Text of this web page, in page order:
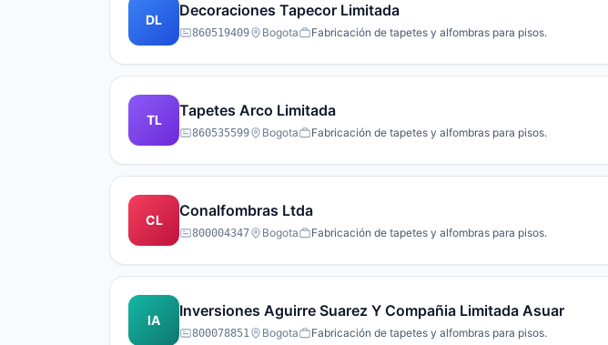
DL
Decoraciones Tapecor Limitada
860519409 Bogota Fabricación de tapetes y alfombras para pisos.
TL
Tapetes Arco Limitada
860535599 Bogota Fabricación de tapetes y alfombras para pisos.
CL
Conalfombras Ltda
800004347 Bogota Fabricación de tapetes y alfombras para pisos.
IA
Inversiones Aguirre Suarez Y Compañia Limitada Asuar
800078851 Bogota Fabricación de tapetes y alfombras para pisos.